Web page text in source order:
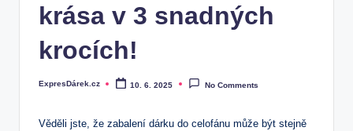
krása v 3 snadných
krocích!
Posted
ExpresDárek.cz 10. 6. 2025 No Comments
Věděli jste, že zabalení dárku do celofánu může být stejně